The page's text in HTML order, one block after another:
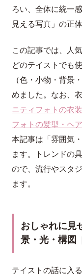
ろい、全体に統一
見える写真」の正体
この記事では、人
どのテイストでも
（色・小物・背景
めました。なお、
ニティフォトの衣
フォトの髪型・ヘ
本記事は「雰囲気
ます。トレンドの
ので、流行やスタ
ます。
おしゃれに見
景・光・構図
テイストの話に入